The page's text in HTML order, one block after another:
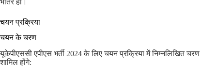
चयन प्रक्रिया
चयन के चरण
यूकेपीएससी एपीएस भर्ती 2024 के लिए चयन प्रक्रिया में निम्नलिखित चरण
शामिल होंगे: